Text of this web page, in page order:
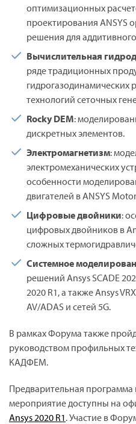
оптимизационных
проектирования ANSYS
решения для
Вычислительная
ряде традиционных
гидрогазодинамических
технологий сеточных
Rocky DEM:
дискретных элементов.
Электромагнетизм:
электромеханических
особенности
двигателей в ANSYS
Цифровыедвойники:
цифровых двойников в
сложных
Системное
решений Ansys SCADE
2020 R1, а также Ansys
AV/ADAS и сетей 5G.
В рамках Форума также
руководством профильных
КАДФЕМ.
Предварительная программа
мероприятие доступны на
Ansys 2020 R1. Участие в